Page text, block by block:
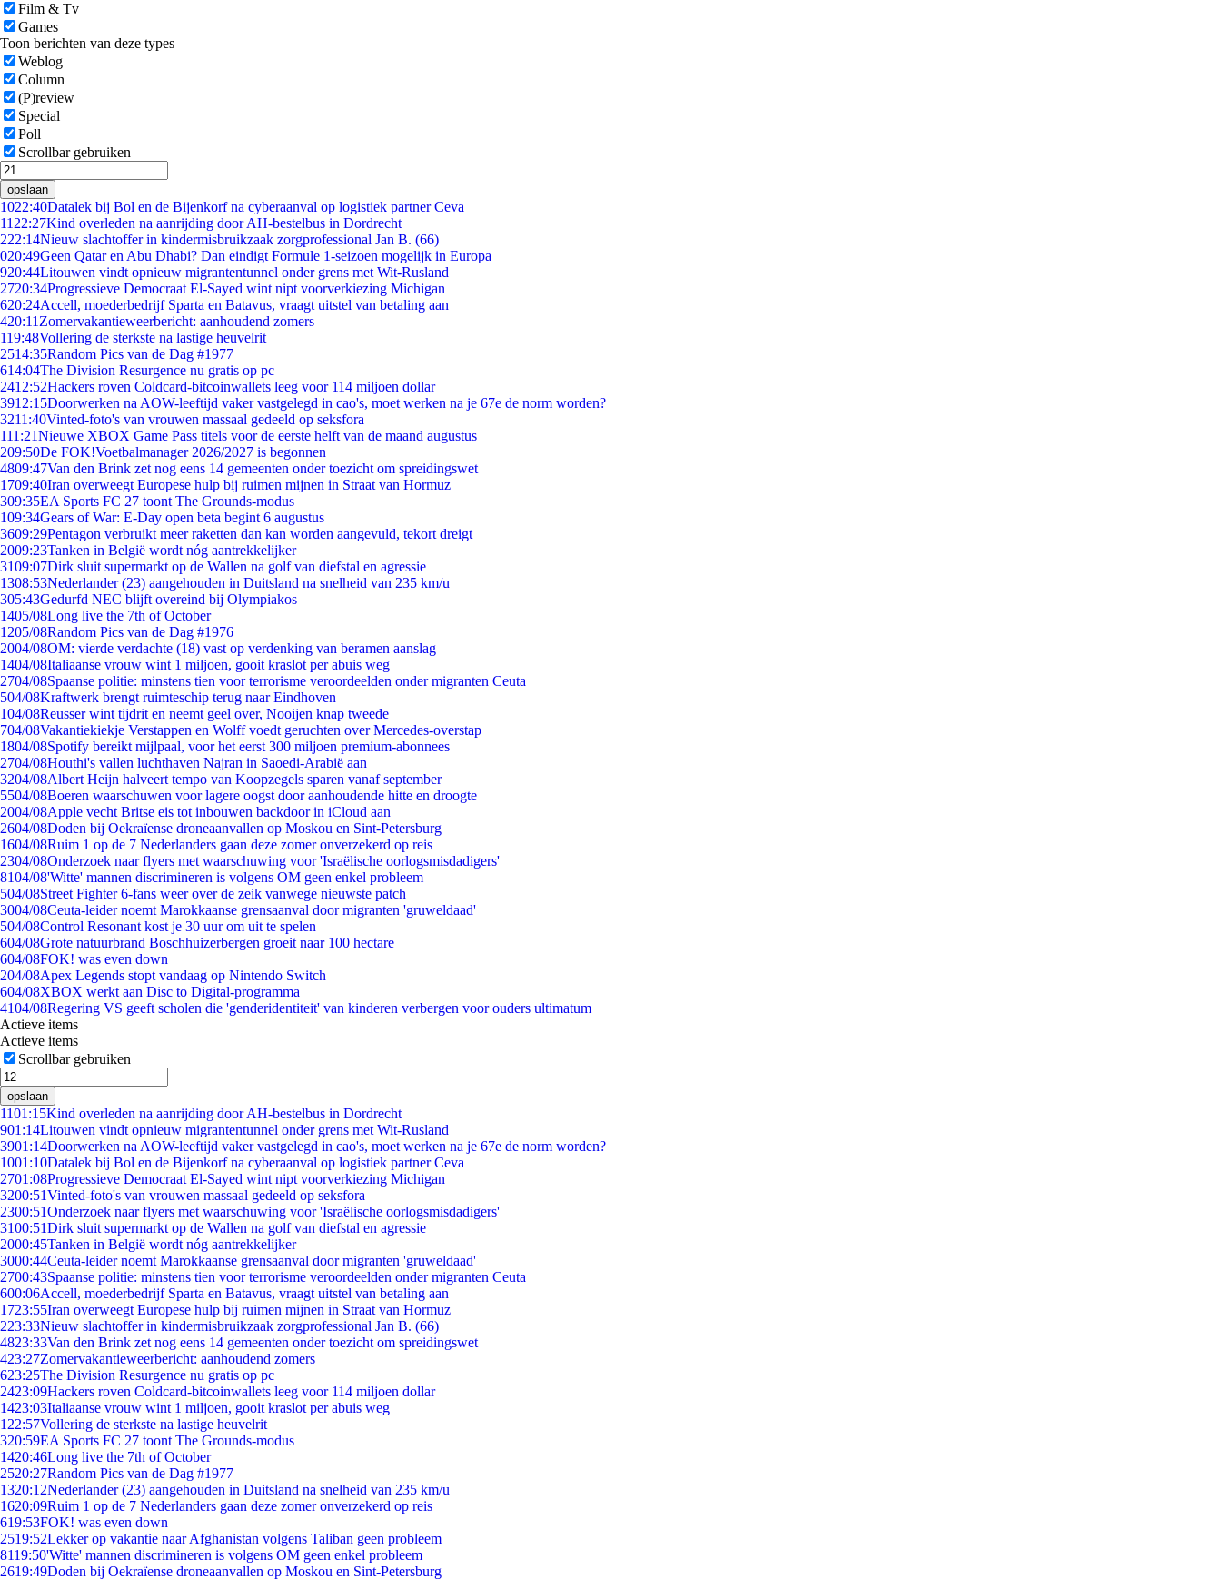
Film & Tv
Games
Toon berichten van deze types
Weblog
Column
(P)review
Special
Poll
Scrollbar gebruiken
opslaan
1022:40Datalek bij Bol en de Bijenkorf na cyberaanval op logistiek partner Ceva
11 22:27Kind overleden na aanrijding door AH-bestelbus in Dordrecht
222:14Nieuw slachtoffer in kindermisbruikzaak zorgprofessional Jan B. (66)
020:49Geen Qatar en Abu Dhabi? Dan eindigt Formule 1-seizoen mogelijk in Europa
920:44Litouwen vindt opnieuw migrantentunnel onder grens met Wit-Rusland
2720:34Progressieve Democraat El-Sayed wint nipt voorverkiezing Michigan
620:24Accell, moederbedrijf Sparta en Batavus, vraagt uitstel van betaling aan
420:11 Zomervakantieweerbericht: aanhoudend zomers
119:48Vollering de sterkste na lastige heuvelrit
2514:35Random Pics van de Dag #1977
614:04The Division Resurgence nu gratis op pc
2412:52Hackers roven Coldcard-bitcoinwallets leeg voor 114 miljoen dollar
3912:15Doorwerken na AOW-leeftijd vaker vastgelegd in cao's, moet werken na je 67e de norm worden?
3211:40Vinted-foto's van vrouwen massaal gedeeld op seksfora
111:21Nieuwe XBOX Game Pass titels voor de eerste helft van de maand augustus
209:50De FOK!Voetbalmanager 2026/2027 is begonnen
4809:47Van den Brink zet nog eens 14 gemeenten onder toezicht om spreidingswet
1709:40Iran overweegt Europese hulp bij ruimen mijnen in Straat van Hormuz
309:35EA Sports FC 27 toont The Grounds-modus
109:34Gears of War: E-Day open beta begint 6 augustus
3609:29Pentagon verbruikt meer raketten dan kan worden aangevuld, tekort dreigt
2009:23Tanken in België wordt nóg aantrekkelijker
3109:07Dirk sluit supermarkt op de Wallen na golf van diefstal en agressie
1308:53Nederlander (23) aangehouden in Duitsland na snelheid van 235 km/u
305:43Gedurfd NEC blijft overeind bij Olympiakos
1405/08Long live the 7th of October
1205/08Random Pics van de Dag #1976
2004/08OM: vierde verdachte (18) vast op verdenking van beramen aanslag
1404/08Italiaanse vrouw wint 1 miljoen, gooit kraslot per abuis weg
2704/08Spaanse politie: minstens tien voor terrorisme veroordeelden onder migranten Ceuta
504/08Kraftwerk brengt ruimteschip terug naar Eindhoven
104/08Reusser wint tijdrit en neemt geel over, Nooijen knap tweede
704/08Vakantiekiekje Verstappen en Wolff voedt geruchten over Mercedes-overstap
1804/08Spotify bereikt mijlpaal, voor het eerst 300 miljoen premium-abonnees
2704/08Houthi's vallen luchthaven Najran in Saoedi-Arabië aan
3204/08Albert Heijn halveert tempo van Koopzegels sparen vanaf september
5504/08Boeren waarschuwen voor lagere oogst door aanhoudende hitte en droogte
2004/08Apple vecht Britse eis tot inbouwen backdoor in iCloud aan
2604/08Doden bij Oekraïense droneaanvallen op Moskou en Sint-Petersburg
1604/08Ruim 1 op de 7 Nederlanders gaan deze zomer onverzekerd op reis
2304/08Onderzoek naar flyers met waarschuwing voor 'Israëlische oorlogsmisdadigers'
8104/08'Witte' mannen discrimineren is volgens OM geen enkel probleem
504/08Street Fighter 6-fans weer over de zeik vanwege nieuwste patch
3004/08Ceuta-leider noemt Marokkaanse grensaanval door migranten 'gruweldaad'
504/08Control Resonant kost je 30 uur om uit te spelen
604/08Grote natuurbrand Boschhuizerbergen groeit naar 100 hectare
604/08FOK! was even down
204/08Apex Legends stopt vandaag op Nintendo Switch
604/08XBOX werkt aan Disc to Digital-programma
4104/08Regering VS geeft scholen die 'genderidentiteit' van kinderen verbergen voor ouders ultimatum
Actieve items
Actieve items
Scrollbar gebruiken
opslaan
1101:15Kind overleden na aanrijding door AH-bestelbus in Dordrecht
901:14Litouwen vindt opnieuw migrantentunnel onder grens met Wit-Rusland
3901:14Doorwerken na AOW-leeftijd vaker vastgelegd in cao's, moet werken na je 67e de norm worden?
1001:10Datalek bij Bol en de Bijenkorf na cyberaanval op logistiek partner Ceva
2701:08Progressieve Democraat El-Sayed wint nipt voorverkiezing Michigan
3200:51Vinted-foto's van vrouwen massaal gedeeld op seksfora
2300:51Onderzoek naar flyers met waarschuwing voor 'Israëlische oorlogsmisdadigers'
3100:51Dirk sluit supermarkt op de Wallen na golf van diefstal en agressie
2000:45Tanken in België wordt nóg aantrekkelijker
3000:44Ceuta-leider noemt Marokkaanse grensaanval door migranten 'gruweldaad'
2700:43Spaanse politie: minstens tien voor terrorisme veroordeelden onder migranten Ceuta
600:06Accell, moederbedrijf Sparta en Batavus, vraagt uitstel van betaling aan
1723:55Iran overweegt Europese hulp bij ruimen mijnen in Straat van Hormuz
223:33Nieuw slachtoffer in kindermisbruikzaak zorgprofessional Jan B. (66)
4823:33Van den Brink zet nog eens 14 gemeenten onder toezicht om spreidingswet
423:27Zomervakantieweerbericht: aanhoudend zomers
623:25The Division Resurgence nu gratis op pc
2423:09Hackers roven Coldcard-bitcoinwallets leeg voor 114 miljoen dollar
1423:03Italiaanse vrouw wint 1 miljoen, gooit kraslot per abuis weg
1 22:57Vollering de sterkste na lastige heuvelrit
320:59EA Sports FC 27 toont The Grounds-modus
1420:46Long live the 7th of October
2520:27Random Pics van de Dag #1977
1320:12Nederlander (23) aangehouden in Duitsland na snelheid van 235 km/u
1620:09Ruim 1 op de 7 Nederlanders gaan deze zomer onverzekerd op reis
619:53FOK! was even down
2519:52Lekker op vakantie naar Afghanistan volgens Taliban geen probleem
8119:50'Witte' mannen discrimineren is volgens OM geen enkel probleem
2619:49Doden bij Oekraïense droneaanvallen op Moskou en Sint-Petersburg